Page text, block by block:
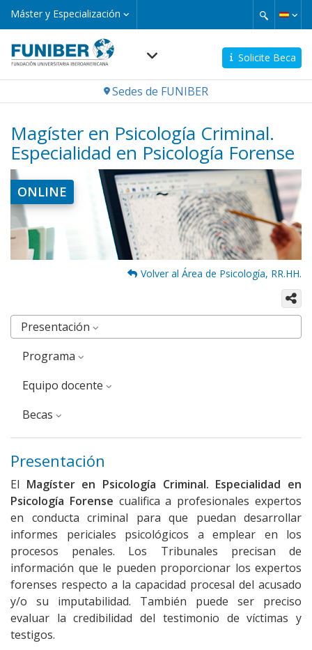
Pasar
principal
Máster y Especialización
Máster
y
Solicite Beca
Navegación
Sedes de FUNIBER
Magíster en Psicología Criminal.
Especialidad en Psicología Forense
Imagen
ONLINE
Volver al Área de Psicología, RR.HH.
Presentación
Programa
Equipo docente
Becas
Presentación
El Magíster en Psicología Criminal. Especialidad en
Psicología Forense cualifica a profesionales expertos
en conducta criminal para que puedan desarrollar
informes periciales psicológicos a emplear en los
procesos penales. Los Tribunales precisan de
información que le pueden proporcionar los expertos
forenses respecto a la capacidad procesal del acusado
y/o su imputabilidad. También puede ser preciso
evaluar la credibilidad del testimonio de víctimas y
testigos.